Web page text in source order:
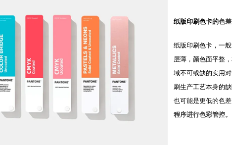
纸版印刷色卡的色
纸版印刷色卡，一
层薄，颜色面平整
域不可或缺的实用
刷生产工艺本身的
也可能是更低的色差
程序进行色彩管控。